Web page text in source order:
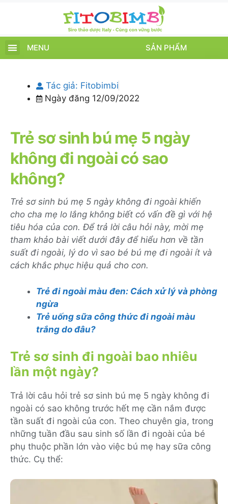
MENU SẢN PHẨM
Tác giả: Fitobimbi
Ngày đăng 12/09/2022
Trẻ sơ sinh bú mẹ 5 ngày
không đi ngoài có sao
không?
Trẻ sơ sinh bú mẹ 5 ngày không đi ngoài khiến
cho cha mẹ lo lắng không biết có vấn đề gì với hệ
tiêu hóa của con. Để trả lời câu hỏi này, mời mẹ
tham khảo bài viết dưới đây để hiểu hơn về tần
suất đi ngoài, lý do vì sao bé bú mẹ đi ngoài ít và
cách khắc phục hiệu quả cho con.
Trẻ đi ngoài màu đen: Cách xử lý và phòng
ngừa
Trẻ uống sữa công thức đi ngoài màu
trắng do đâu?
Trẻ sơ sinh đi ngoài bao nhiêu
lần một ngày?
Trả lời câu hỏi trẻ sơ sinh bú mẹ 5 ngày không đi
ngoài có sao không trước hết mẹ cần nắm được
tần suất đi ngoài của con. Theo chuyên gia, trong
những tuần đầu sau sinh số lần đi ngoài của bé
phụ thuộc phần lớn vào việc bú mẹ hay sữa công
thức. Cụ thể: